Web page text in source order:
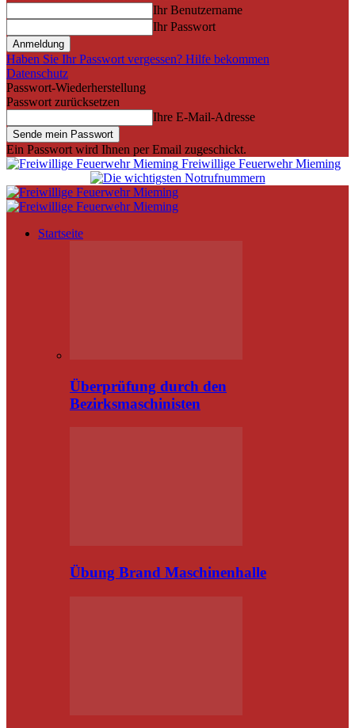
Ihr Benutzername
Ihr Passwort
Haben Sie Ihr Passwort vergessen? Hilfe bekommen
Datenschutz
Passwort-Wiederherstellung
Passwort zurücksetzen
Ihre E-Mail-Adresse
Ein Passwort wird Ihnen per Email zugeschickt.
Freiwillige Feuerwehr Mieming
Startseite
Überprüfung durch den
Bezirksmaschinisten
Übung Brand Maschinenhalle